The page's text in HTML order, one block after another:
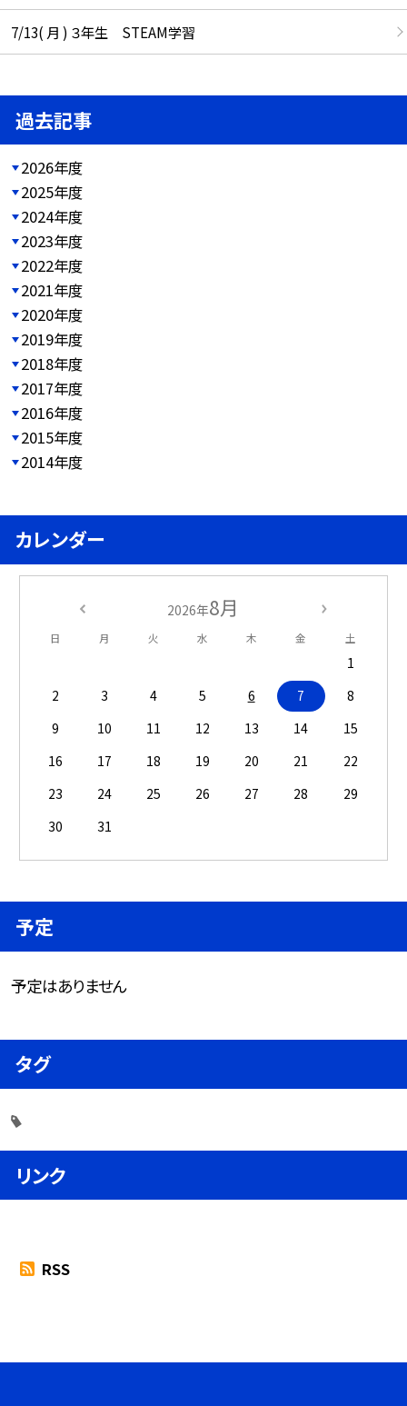
7/13( 月 ) ３年生 STEAM学習
過去記事
2026年度
2025年度
2024年度
2023年度
2022年度
2021年度
2020年度
2019年度
2018年度
2017年度
2016年度
2015年度
2014年度
カレンダー
2026年8月
日 月 火 水 木 金 土
1
2
3 4 5 6 7
8
9
10 11 12 13 14
15
16
17 18 19 20 21
22
23
24 25 26 27 28
29
30
31
予定
予定はありません
タグ
リンク
RSS